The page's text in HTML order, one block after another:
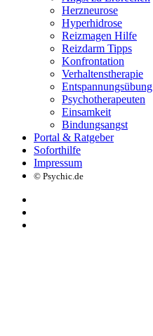
Herzneurose
Hyperhidrose
Reizmagen Hilfe
Reizdarm Tipps
Konfrontation
Verhaltenstherapie
Entspannungsübung
Psychotherapeuten
Einsamkeit
Bindungsangst
Portal & Ratgeber
Soforthilfe
Impressum
© Psychic.de